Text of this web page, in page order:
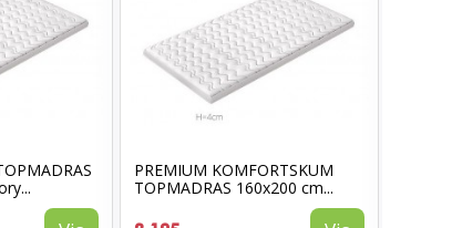
PREMIUM KOMFORTSKUM
TOPMADRAS 160x200 cm...